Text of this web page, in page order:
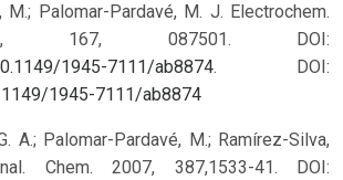
M.; Palomar-Pardavé, M. J. Electrochem.
167, 087501. DOI:
1945-7111/ab8874.
DOI:
1945-7111/ab8874
A.; Palomar-Pardavé, M.; Ramírez-Silva,
Chem. 2007, 387,1533-41. DOI: